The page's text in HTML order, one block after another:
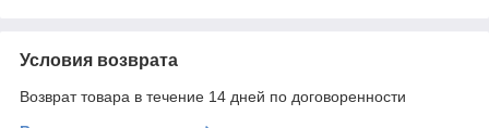
Условия возврата
Возврат товара в течение 14 дней по договоренности